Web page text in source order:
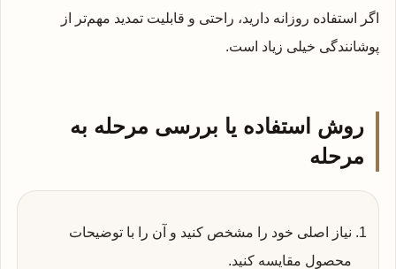
اگر استفاده روزانه دارید، راحتی و قابلیت تمدید مهم‌تر از
پوشانندگی خیلی زیاد است.
روش استفاده یا بررسی مرحله به
مرحله
نیاز اصلی خود را مشخص کنید و آن را با توضیحات
محصول مقایسه کنید.